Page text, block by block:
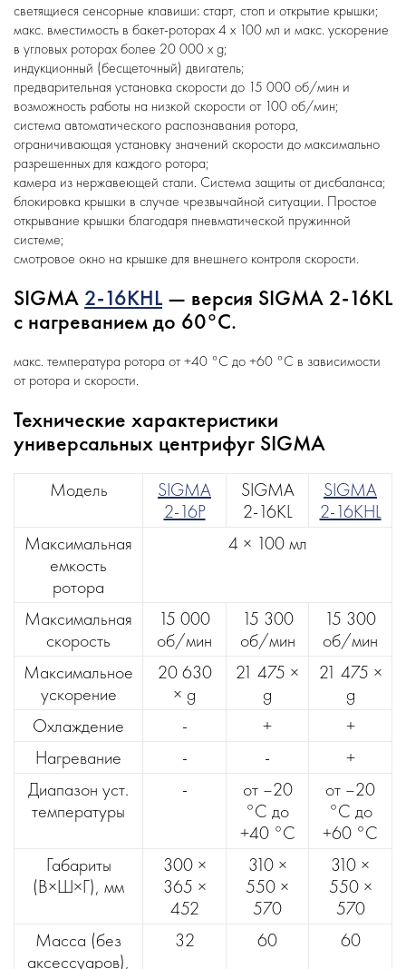
светящиеся сенсорные клавиши: старт, стоп и открытие крышки;
макс. вместимость в бакет-роторах 4 x 100 мл и макс. ускорение
в угловых роторах более 20 000 x g;
индукционный (бесщеточный) двигатель;
предварительная установка скорости до 15 000 об/мин и
возможность работы на низкой скорости от 100 об/мин;
система автоматического распознавания ротора,
ограничивающая установку значений скорости до максимально
разрешенных для каждого ротора;
камера из нержавеющей стали. Система защиты от дисбаланса;
блокировка крышки в случае чрезвычайной ситуации. Простое
открывание крышки благодаря пневматической пружинной
системе;
смотровое окно на крышке для внешнего контроля скорости.
SIGMA 2-16KHL — версия SIGMA 2-16KL
с нагреванием до 60°С.
макс. температура ротора от +40 °С до +60 °С в зависимости
от ротора и скорости.
Технические характеристики
универсальных центрифуг SIGMA
Модель
SIGMA
2-16P
SIGMA
2-16KL
SIGMA
2-16KHL
Максимальная
емкость
ротора
4 × 100 мл
Максимальная
скорость
15 000
об/мин
15 300
об/мин
15 300
об/мин
Максимальное
ускорение
20 630
× g
21 475 ×
g
21 475 ×
g
Охлаждение
- +
+
Нагревание
- -
+
Диапазон уст.
температуры
-
от –20
°С до
+40 °С
от –20
°С до
+60 °С
Габариты
(В×Ш×Г), мм
300 ×
365 ×
452
310 ×
550 ×
570
310 ×
550 ×
570
Масса (без
аксессуаров),
32 60 60